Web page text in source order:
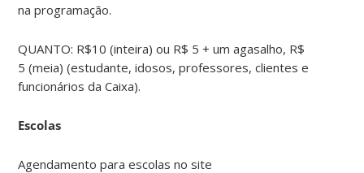
na programação.
QUANTO: R$10 (inteira) ou R$ 5 + um agasalho, R$
5 (meia) (estudante, idosos, professores, clientes e
funcionários da Caixa).
Escolas
Agendamento para escolas no site